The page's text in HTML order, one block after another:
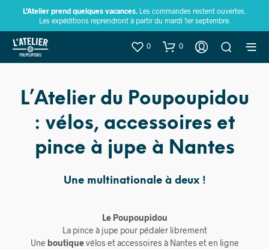
L’Atelier prend quelques vacances. Les commandes restent ouvertes.
Les expéditions reprendront à partir du mardi 1er septembre.
0 0
L’Atelier du Poupoupidou
: vélos, accessoires et
pince à jupe à Nantes
Une multinationale à deux !
Le Poupoupidou
La pince à jupe pour pédaler librement
Une boutiquevélos et accessoires à Nantes et en ligne